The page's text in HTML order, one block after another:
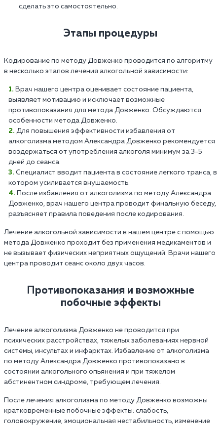
сделать это самостоятельно.
Этапы процедуры
Кодирование по методу Довженко проводится по алгоритму
в несколько этапов лечения алкогольной зависимости:
Врач нашего центра оценивает состояние пациента,
выявляет мотивацию и исключает возможные
противопоказания для метода Довженко. Обсуждаются
особенности метода Довженко.
Для повышения эффективности избавления от
алкоголизма методом Александра Довженко рекомендуется
воздержаться от употребления алкоголя минимум за 3-5
дней до сеанса.
Специалист вводит пациента в состояние легкого транса, в
котором усиливается внушаемость.
После избавления от алкоголизма по методу Александра
Довженко, врач нашего центра проводит финальную беседу,
разъясняет правила поведения после кодирования.
Лечение алкогольной зависимости в нашем центре с помощью
метода Довженко проходит без применения медикаментов и
не вызывает физических неприятных ощущений. Врачи нашего
центра проводит сеанс около двух часов.
Противопоказания и возможные
побочные эффекты
Лечение алкоголизма Довженко не проводится при
психических расстройствах, тяжелых заболеваниях нервной
системы, инсультах и инфарктах. Избавление от алкоголизма
по методу Александра Довженко противопоказано в
состоянии алкогольного опьянения и при тяжелом
абстинентном синдроме, требующем лечения.
После лечения алкоголизма по методу Довженко возможны
кратковременные побочные эффекты: слабость,
головокружение, эмоциональная нестабильность, изменение